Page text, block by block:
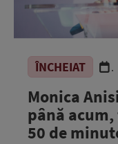
ÎNCHEIAT .
Monica
până
50 de